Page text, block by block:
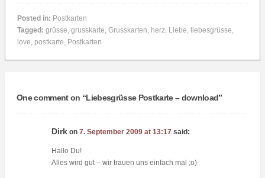
Posted in: Postkarten
Tagged: grüsse, grusskarte, Grusskarten, herz, Liebe, liebesgrüsse,
love, postkarte, Postkarten
One comment on “Liebesgrüsse Postkarte – download”
Dirkon 7. September 2009 at 13:17 said:
Hallo Du!
Alles wird gut – wir trauen uns einfach mal ;o)